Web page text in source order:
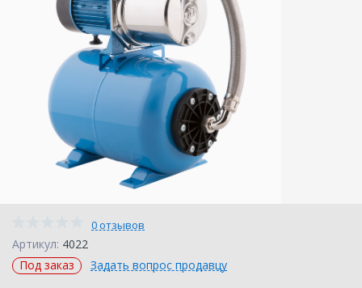
0 отзывов
Артикул: 4022
Под заказ
Задать вопрос продавцу